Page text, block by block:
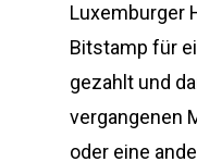
Luxemburger
Bitstamp für
gezahlt und
vergangenen
oder eine